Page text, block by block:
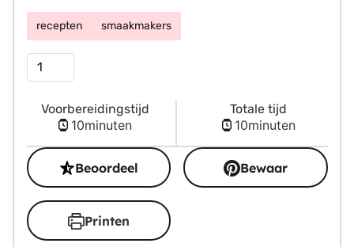
recepten smaakmakers
Porties
Voorbereidingstijd
10minuten
minuten
Totale tijd
10minuten
minuten
Beoordeel Bewaar
Printen